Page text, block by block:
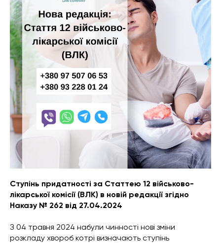
Ступінь придатності за Статтею 12 військово-
лікарської комісії (ВЛК) в новій редакції згідно
Наказу № 262 від 27.04.2024
З 04 травня 2024 набули чинності нові зміни
розкладу хвороб котрі визначають ступінь